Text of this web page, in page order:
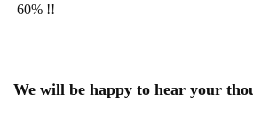
60% !!
We will be happy to hear your